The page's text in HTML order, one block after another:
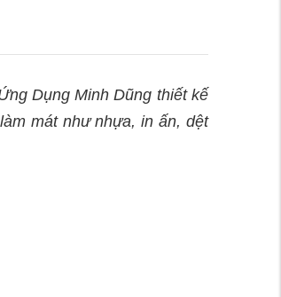
Dụng Minh Dũng thiết kế
mát như nhựa, in ấn, dệt